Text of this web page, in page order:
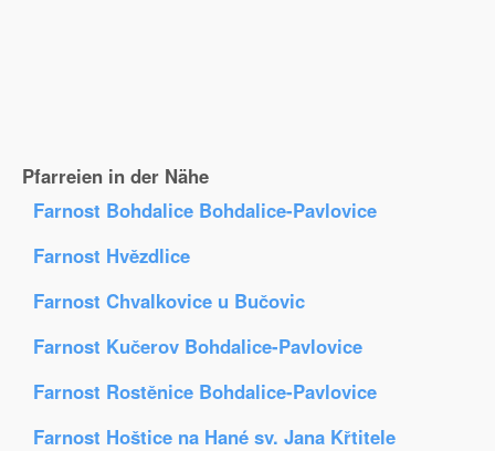
Pfarreien in der Nähe
Farnost Bohdalice Bohdalice-Pavlovice
Farnost Hvězdlice
Farnost Chvalkovice u Bučovic
Farnost Kučerov Bohdalice-Pavlovice
Farnost Rostěnice Bohdalice-Pavlovice
Farnost Hoštice na Hané sv. Jana Křtitele